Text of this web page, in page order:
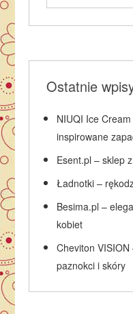
Ostatnie
NIUQI Ice
inspirowane
Esent.pl – sklep
Ładnotki –
Besima.pl –
kobiet
Cheviton
paznokci i skóry